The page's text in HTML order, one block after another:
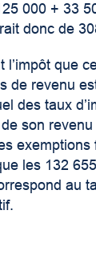
000 + 33
donc de
l’impôt que
de revenu
des taux
de son
les 132
au